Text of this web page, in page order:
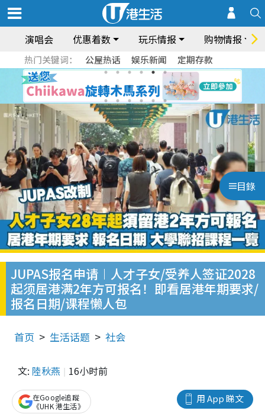
演唱会 优惠着数 玩乐情报 购物情报
热门关键词： 公屋热话 娱乐新闻 定期存款
目錄
JUPAS报名申请︱人才子女/受养人签证2028
起须居港满2年方可报名！即看居港年期要求/
报名日期/课程懒人包
首页 生活话题 社会
文: 陸秋燕 16小时前
用 App 睇文
在Google追蹤
《UHK 港生活》